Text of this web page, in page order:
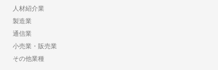
人材紹介業
製造業
通信業
小売業・販売業
その他業種